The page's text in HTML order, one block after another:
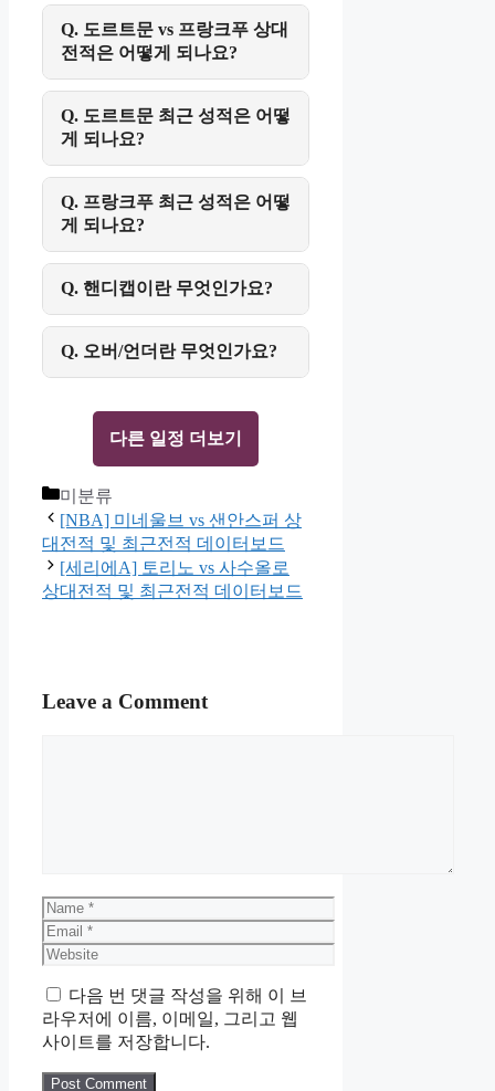
Q. 도르트문 vs 프랑크푸 상대
전적은 어떻게 되나요?
Q. 도르트문 최근 성적은 어떻
게 되나요?
Q. 프랑크푸 최근 성적은 어떻
게 되나요?
Q. 핸디캡이란 무엇인가요?
Q. 오버/언더란 무엇인가요?
다른 일정 더보기
Categories
미분류
[NBA] 미네울브 vs 샌안스퍼 상
대전적 및 최근전적 데이터보드
[세리에A] 토리노 vs 사수올로
상대전적 및 최근전적 데이터보드
Leave a Comment
Name
Email
Website
다음 번 댓글 작성을 위해 이 브
라우저에 이름, 이메일, 그리고 웹
사이트를 저장합니다.